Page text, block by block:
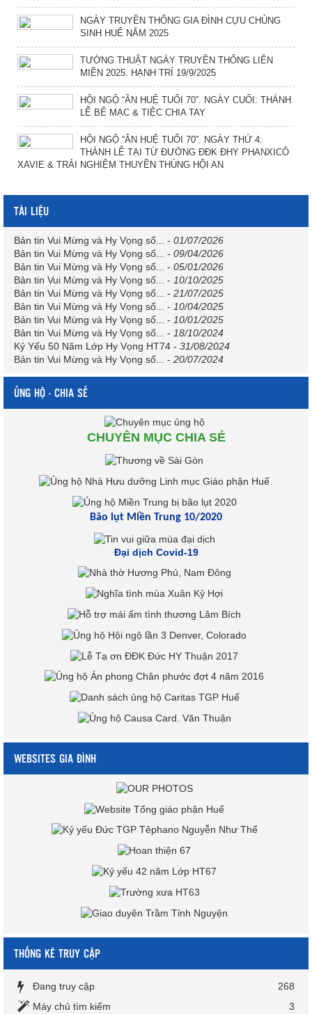
NGÀY TRUYỀN THỐNG GIA ĐÌNH CỰU CHỦNG
SINH HUẾ NĂM 2025
TƯỜNG THUẬT NGÀY TRUYỀN THỐNG LIÊN
MIỀN 2025. HẠNH TRÍ 19/9/2025
HỘI NGỘ “ÂN HUỆ TUỔI 70”. NGÀY CUỐI: THÁNH
LỄ BẾ MẠC & TIỆC CHIA TAY
HỘI NGỘ “ÂN HUỆ TUỔI 70”. NGÀY THỨ 4:
THÁNH LỄ TẠI TỪ ĐƯỜNG ĐĐK ĐHY PHANXICÔ
XAVIE & TRẢI NGHIỆM THUYỀN THÚNG HỘI AN
TÀI LIỆU
Bản tin Vui Mừng và Hy Vọng số... - 01/07/2026
Bản tin Vui Mừng và Hy Vọng số...
- 09/04/2026
Bản tin Vui Mừng và Hy Vọng số...
- 05/01/2026
Bản tin Vui Mừng và Hy Vọng số...
- 10/10/2025
Bản tin Vui Mừng và Hy Vọng số...
- 21/07/2025
Bản tin Vui Mừng và Hy Vọng số...
- 10/04/2025
Bản tin Vui Mừng và Hy Vọng số...
- 10/01/2025
Bản tin Vui Mừng và Hy Vọng số...
- 18/10/2024
Kỷ Yếu 50 Năm Lớp Hy Vọng HT74 - 31/08/2024
Bản tin Vui Mừng và Hy Vọng số...
- 20/07/2024
ỦNG HỘ - CHIA SẺ
CHUYÊN MỤC CHIA SẺ
Bão lụt Miền Trung 10/2020
Đại dịch Covid-19
WEBSITES GIA ĐÌNH
THỐNG KÊ TRUY CẬP
Đang truy cập
268
Máy chủ tìm kiếm
3